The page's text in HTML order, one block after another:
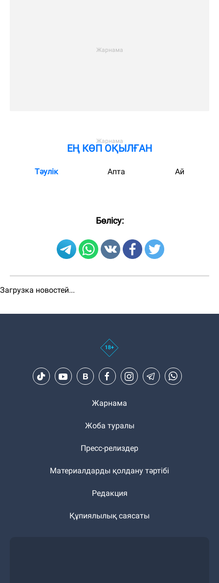
ЕҢ КӨП ОҚЫЛҒАН
Тәулік Апта Ай
Бөлісу:
Загрузка новостей...
Жарнама
Жоба туралы
Пресс-релиздер
Материалдарды қолдану тәртібі
Редакция
Құпиялылық саясаты